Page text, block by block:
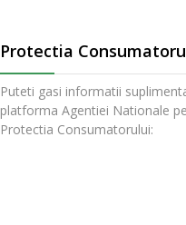
Protectia
Puteti gasi informatii
platforma Agentiei Nationale
Protectia Consumatorului: